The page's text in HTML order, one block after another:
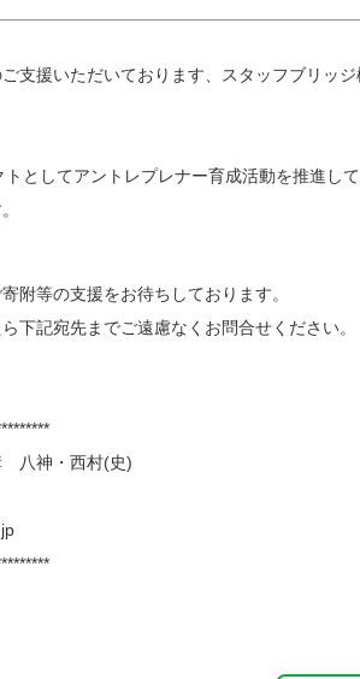
支援いただいております、スタッフブリッ
としてアントレプレナー育成活動を推進して
附等の支援をお待ちしております。
下記宛先までご遠慮なくお問合せください。
八神・西村(史)